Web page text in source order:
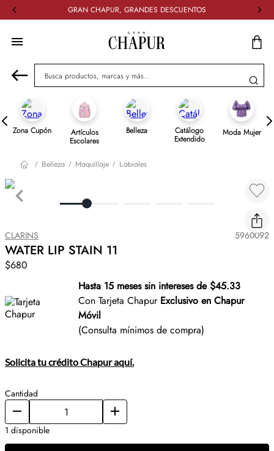
GRAN CHAPUR, GRANDES DESCUENTOS
Busca productos, marcas y más...
Zona Cupón Artículos
Escolares
Belleza Catálogo
Extendido
Moda Mujer
Belleza Maquillaje Labiales
CLARINS 5960092
WATER LIP STAIN 11
$680
Hasta 15 meses sin intereses de $45.33
Con Tarjeta Chapur Exclusivo en Chapur
Móvil
(Consulta mínimos de compra)
Solicita tu crédito Chapur aquí.
Cantidad
1 disponible